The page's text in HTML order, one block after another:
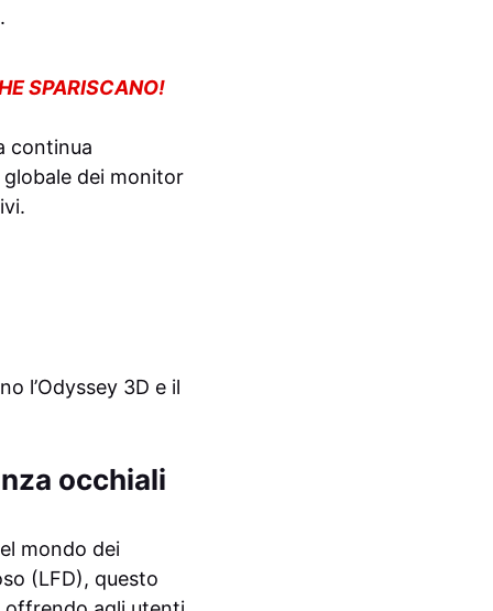
SPARISCANO!
continua
dei monitor
l’Odyssey 3D e il
occhiali
mondo dei
(LFD), questo